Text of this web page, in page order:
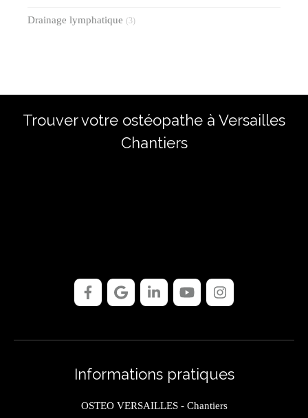
Drainage lymphatique (3)
Trouver votre ostéopathe à Versailles
Chantiers
Informations pratiques
OSTEO VERSAILLES - Chantiers